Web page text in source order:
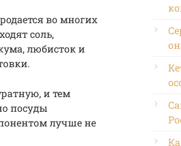
во многих
соль,
любисток и
и тем
посуды
лучше не